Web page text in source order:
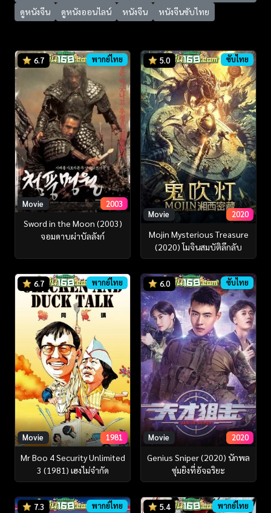
ดูหนังจีน
ดูหนังออนไลน์ หนังจีน หนังจีนซับไทย
6.7 พากย์ไทย
Movie 2003
Sword in the Moon (2003)
จอมดาบผ่าบัลลังก์
5.0 ซับไทย
Movie 2020
Mojin Mysterious Treasure
(2020) โมจินสมบัติลึกลับ
6.7 พากย์ไทย
Movie 1981
Mr Boo 4 Security Unlimited
3 (1981) เฮงไม่จำกัด
6.0 ซับไทย
Movie 2020
Genius Sniper (2020) นักพล
ซุ่มยิงที่อัจฉริยะ
7.3 พากย์ไทย 5.4 พากย์ไทย